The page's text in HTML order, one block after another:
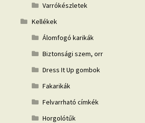
Varrókészletek
Kellékek
Álomfogó karikák
Biztonsági szem, orr
Dress It Up gombok
Fakarikák
Felvarrható címkék
Horgolótűk